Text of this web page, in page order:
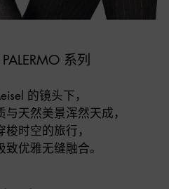
系列
的镜头下，
天然美景浑然天成，
梭时空的旅行，
致优雅无缝融合。